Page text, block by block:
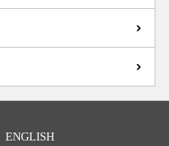
ENGLISH